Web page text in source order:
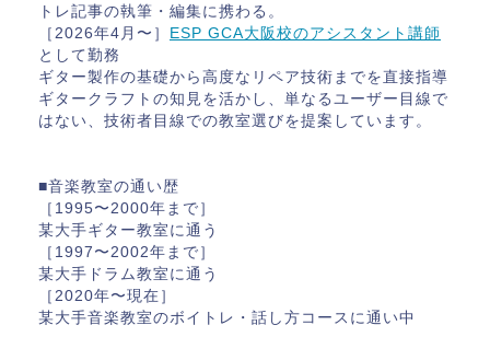
トレ記事の執筆・編集に携わる。
［2026年4月〜］
ESP GCA大阪校のアシスタント講師
として勤務
ギター製作の基礎から高度なリペア技術までを直接指導
ギタークラフトの知見を活かし、単なるユーザー目線で
はない、技術者目線での教室選びを提案しています。
■音楽教室の通い歴
［1995〜2000年まで］
某大手ギター教室に通う
［1997〜2002年まで］
某大手ドラム教室に通う
［2020年〜現在］
某大手音楽教室のボイトレ・話し方コースに通い中